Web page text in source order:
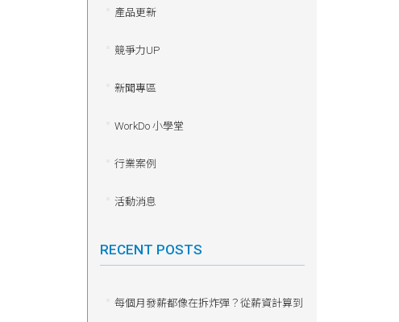
產品更新
競爭力UP
新聞專區
WorkDo 小學堂
行業案例
活動消息
RECENT POSTS
每個月發薪都像在拆炸彈？從薪資計算到